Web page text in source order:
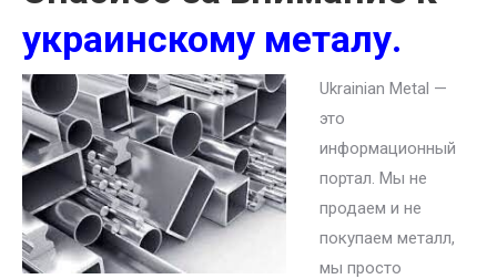
украинскому металу.
Ukrainian Metal —
это
информационный
портал. Мы не
продаем и не
покупаем металл,
мы просто